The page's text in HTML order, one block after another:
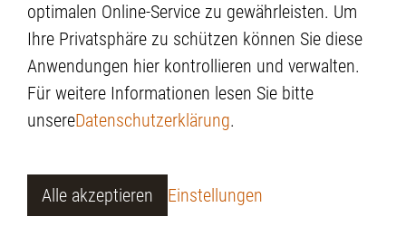
Berufsverband BAH
3000 Bern
info bvah.ch
Impressum
Disclaimer
Datenschutz
Cookie Einstellungen
optimalen Online-Service zu gewährleisten. Um
Ihre Privatsphäre zu schützen können Sie diese
Anwendungen hier kontrollieren und verwalten.
Für weitere Informationen lesen Sie bitte
unsereDatenschutzerklärung.
Alle akzeptieren Einstellungen